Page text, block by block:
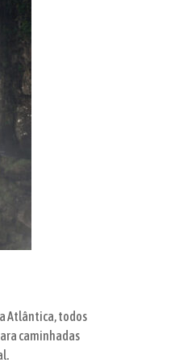
Atlântica, todos
caminhadas